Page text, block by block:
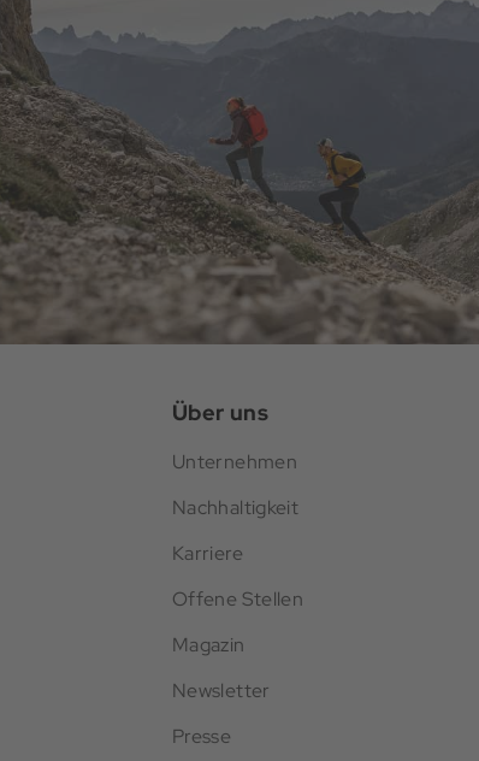
Über uns
Unternehmen
Nachhaltigkeit
Karriere
Offene Stellen
Magazin
Newsletter
Presse